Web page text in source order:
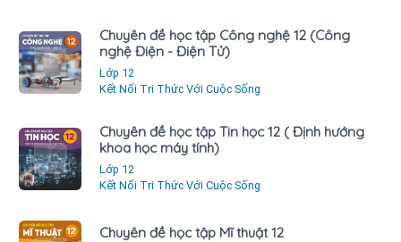
Chuyên đề học tập Công nghệ 12 (Công
nghệ Điện - Điện Tử)
Lớp 12
Kết Nối Tri Thức Với Cuộc Sống
Chuyên đề học tập Tin học 12 ( Định hướng
khoa học máy tính)
Lớp 12
Kết Nối Tri Thức Với Cuộc Sống
Chuyên đề học tập Mĩ thuật 12